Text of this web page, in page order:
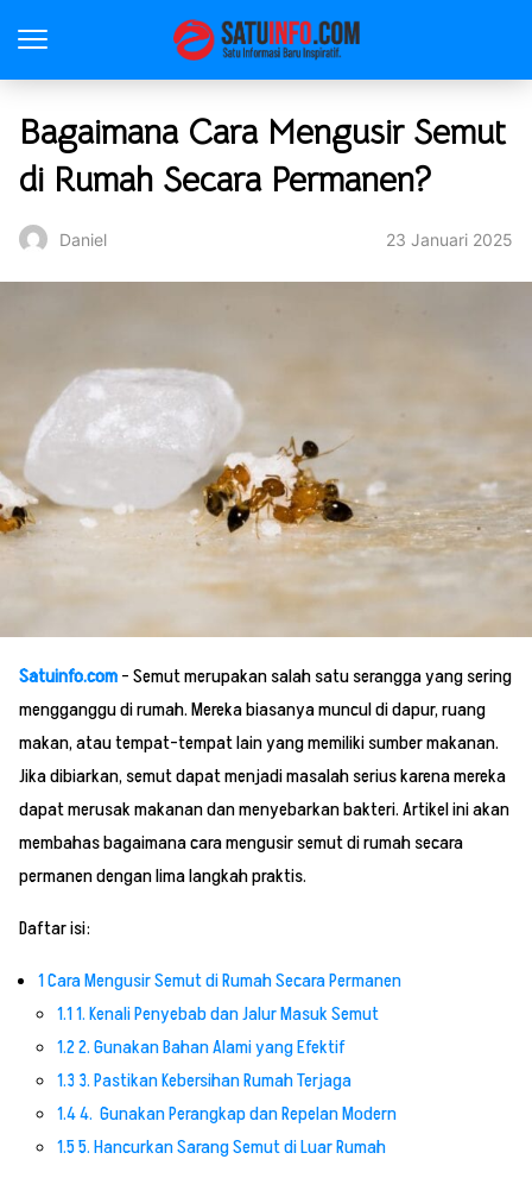
Bagaimana Cara Mengusir Semut
di Rumah Secara Permanen?
Daniel 23 Januari 2025
Satuinfo.com– Semut merupakan salah satu serangga yang sering
mengganggu di rumah. Mereka biasanya muncul di dapur, ruang
makan, atau tempat-tempat lain yang memiliki sumber makanan.
Jika dibiarkan, semut dapat menjadi masalah serius karena mereka
dapat merusak makanan dan menyebarkan bakteri. Artikel ini akan
membahas bagaimana cara mengusir semut di rumah secara
permanen dengan lima langkah praktis.
Daftar isi:
1Cara Mengusir Semut di Rumah Secara Permanen
1.11. Kenali Penyebab dan Jalur Masuk Semut
1.22. Gunakan Bahan Alami yang Efektif
1.33. Pastikan Kebersihan Rumah Terjaga
1.44. Gunakan Perangkap dan Repelan Modern
1.55. Hancurkan Sarang Semut di Luar Rumah